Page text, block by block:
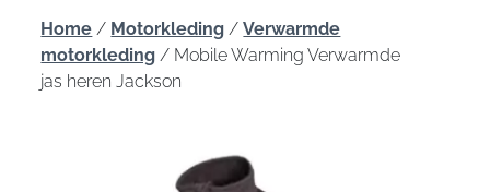
Home / Motorkleding /Verwarmde
motorkleding / Mobile Warming Verwarmde
jas heren Jackson